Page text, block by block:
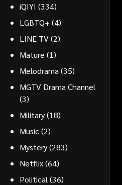
iQIYI (334)
LGBTQ+ (4)
LINE TV(2)
Mature (1)
Melodrama (35)
MGTV Drama Channel
(3)
Military(18)
Music(2)
Mystery(283)
Netflix(64)
Political (36)